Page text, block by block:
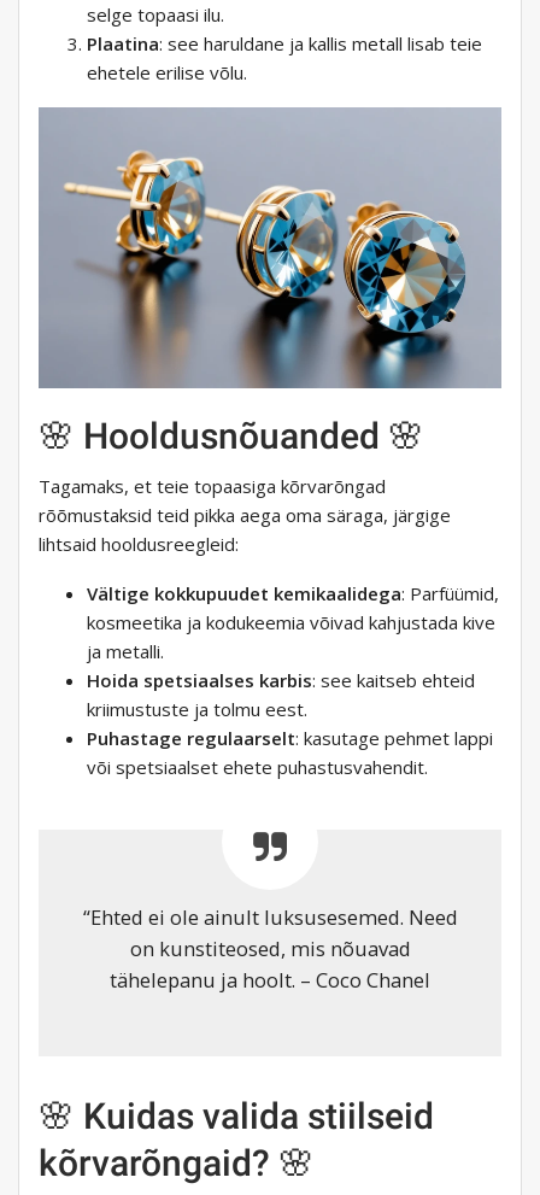
selge topaasi ilu.
Plaatina: see haruldane ja kallis metall lisab teie
ehetele erilise võlu.
🌸 Hooldusnõuanded 🌸
Tagamaks, et teie topaasiga kõrvarõngad
rõõmustaksid teid pikka aega oma säraga, järgige
lihtsaid hooldusreegleid:
Vältige kokkupuudet kemikaalidega: Parfüümid,
kosmeetika ja kodukeemia võivad kahjustada kive
ja metalli.
Hoida spetsiaalses karbis: see kaitseb ehteid
kriimustuste ja tolmu eest.
Puhastage regulaarselt: kasutage pehmet lappi
või spetsiaalset ehete puhastusvahendit.
“Ehted ei ole ainult luksusesemed. Need
on kunstiteosed, mis nõuavad
tähelepanu ja hoolt. – Coco Chanel
🌸 Kuidas valida stiilseid
kõrvarõngaid? 🌸